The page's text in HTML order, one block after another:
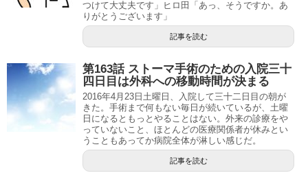
つけて大丈夫です」ヒロ田「あっ、そうですか。あ
りがとうございます」
記事を読む
第163話 ストーマ手術のための入院三十
四日目は外科への移動時間が決まる
2016年4月23日土曜日、入院して三十二日目の朝が
きた。手術まで何もない毎日が続いているが、土曜
日になるともっとやることはない。外来の診療をや
っていないこと、ほとんどの医療関係者が休みとい
うこともあってか病院全体が淋しい感じだ。
記事を読む